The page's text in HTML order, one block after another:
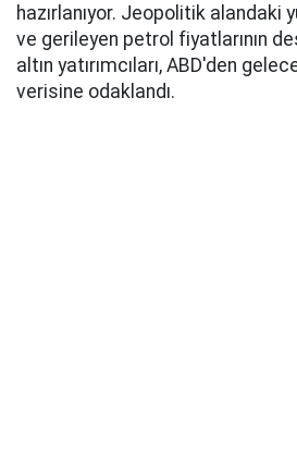
hazırlanıyor. Jeopolitik alandaki
ve gerileyen petrol fiyatlarının
altın yatırımcıları, ABD'den
verisine odaklandı.